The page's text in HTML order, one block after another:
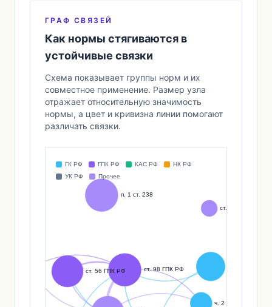
ГРАФ СВЯЗЕЙ
Как нормы стягиваются в
устойчивые связки
Схема показывает группы норм и их
совместное применение. Размер узла
отражает относительную значимость
нормы, а цвет и кривизна линии помогают
различать связки.